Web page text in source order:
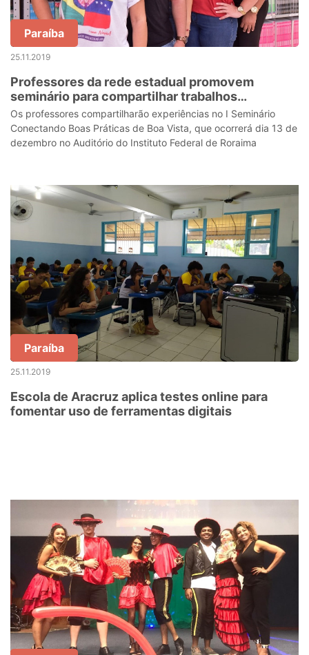
Paraíba
25.11.2019
Professores da rede estadual promovem
seminário para compartilhar trabalhos
selecionados no Projeto Conectando Boas
Práticas
Os professores compartilharão experiências no I Seminário
Conectando Boas Práticas de Boa Vista, que ocorrerá dia 13 de
dezembro no Auditório do Instituto Federal de Roraima
Paraíba
25.11.2019
Escola de Aracruz aplica testes online para
fomentar uso de ferramentas digitais